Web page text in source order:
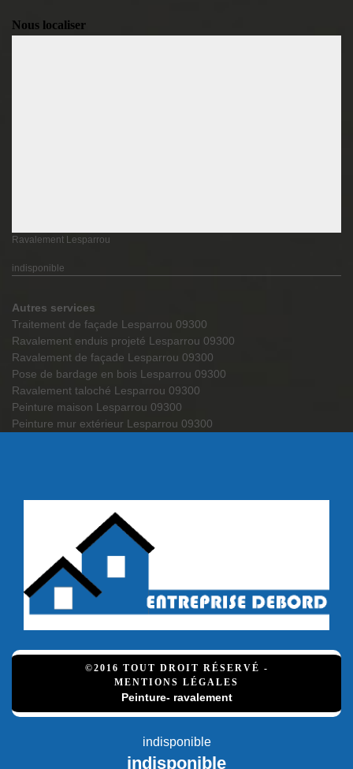
Nous localiser
Ravalement Lesparrou
indisponible
Autres services
Traitement de façade Lesparrou 09300
Ravalement enduis projeté Lesparrou 09300
Ravalement de façade Lesparrou 09300
Pose de bardage en bois Lesparrou 09300
Ravalement taloché Lesparrou 09300
Peinture maison Lesparrou 09300
Peinture mur extérieur Lesparrou 09300
©2016 TOUT DROIT RÉSERVÉ -
MENTIONS LÉGALES
Peinture- ravalement
indisponible
indisponible